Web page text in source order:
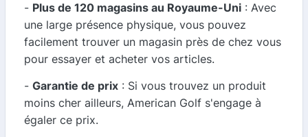
- Plus de 120 magasins au Royaume-Uni : Avec
une large présence physique, vous pouvez
facilement trouver un magasin près de chez vous
pour essayer et acheter vos articles.
- Garantie de prix : Si vous trouvez un produit
moins cher ailleurs, American Golf s'engage à
égaler ce prix.